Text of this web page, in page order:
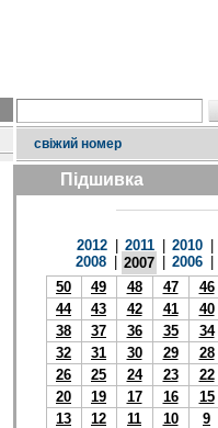
свіжий номер
Підшивка
2012 2011 2010
2008
2007 2006
50
49 48 47 46
44
43 42 41 40
38
37 36 35 34
32
31 30 29 28
26
25 24 23 22
20
19 17 16 15
13
12 11 10 9